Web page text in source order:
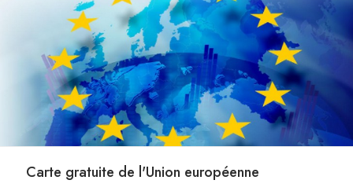
Carte gratuite de l'Union européenne